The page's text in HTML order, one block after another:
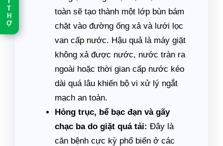
T
T
H
Ợ
toàn sẽ tạo thành một lớp bùn bám
chặt vào đường ống xả và lưới lọc
van cấp nước. Hậu quả là máy giặt
không xả được nước, nước tràn ra
ngoài hoặc thời gian cấp nước kéo
dài quá lâu khiến bộ vi xử lý ngắt
mạch an toàn.
Hỏng trục, bể bạc đạn và gãy
chạc ba do giặt quá tải: Đây là
căn bệnh cực kỳ phổ biến ở các